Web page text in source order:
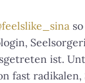
ist.
fast